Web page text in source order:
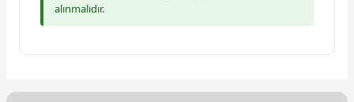
alınmalıdır.